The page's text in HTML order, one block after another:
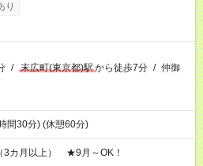
り
/ 末広町(東京都)駅から徒歩7分 / 仲御
間30分) (休憩60分)
3カ月以上） ★9月～OK！